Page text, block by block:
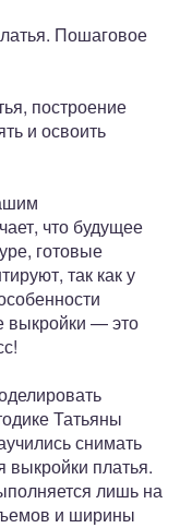
Пошаговое
построение
и освоить
что будущее
готовые
так как у
выкройки — это
Татьяны
снимать
выкройки платья.
лишь на
и ширины